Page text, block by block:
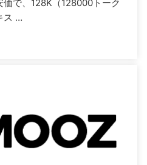
で、128K（128000トーク
ス …